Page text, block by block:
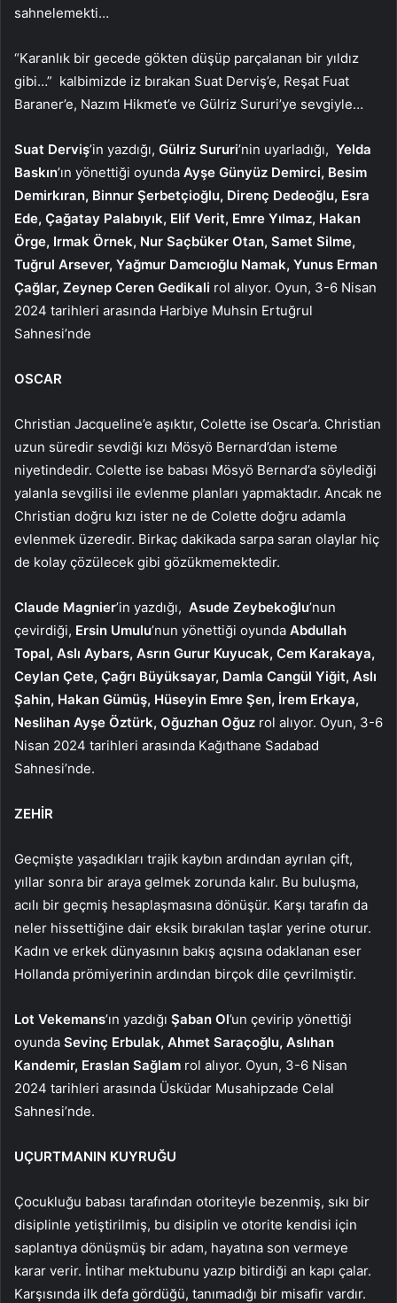
sahnelemekti…
“Karanlık bir gecede gökten düşüp parçalanan bir yıldız
gibi…” kalbimizde iz bırakan Suat Derviş’e, Reşat Fuat
Baraner’e, Nazım Hikmet’e ve Gülriz Sururi’ye sevgiyle…
Suat Derviş’in yazdığı, Gülriz Sururi’nin uyarladığı, Yelda
Baskın’ın yönettiği oyunda Ayşe Günyüz Demirci, Besim
Demirkıran, Binnur Şerbetçioğlu, Direnç Dedeoğlu, Esra
Ede, Çağatay Palabıyık, Elif Verit, Emre Yılmaz, Hakan
Örge, Irmak Örnek, Nur Saçbüker Otan, Samet Silme,
Tuğrul Arsever, Yağmur Damcıoğlu Namak, Yunus Erman
Çağlar, Zeynep Ceren Gedikali rol alıyor. Oyun, 3-6 Nisan
2024 tarihleri arasında Harbiye Muhsin Ertuğrul
Sahnesi’nde
OSCAR
Christian Jacqueline’e aşıktır, Colette ise Oscar’a. Christian
uzun süredir sevdiği kızı Mösyö Bernard’dan isteme
niyetindedir. Colette ise babası Mösyö Bernard’a söylediği
yalanla sevgilisi ile evlenme planları yapmaktadır. Ancak ne
Christian doğru kızı ister ne de Colette doğru adamla
evlenmek üzeredir. Birkaç dakikada sarpa saran olaylar hiç
de kolay çözülecek gibi gözükmemektedir.
Claude Magnier’in yazdığı, Asude Zeybekoğlu’nun
çevirdiği, Ersin Umulu’nun yönettiği oyunda Abdullah
Topal, Aslı Aybars, Asrın Gurur Kuyucak, Cem Karakaya,
Ceylan Çete, Çağrı Büyüksayar, Damla Cangül Yiğit, Aslı
Şahin, Hakan Gümüş, Hüseyin Emre Şen, İrem Erkaya,
Neslihan Ayşe Öztürk, Oğuzhan Oğuz rol alıyor. Oyun, 3-6
Nisan 2024 tarihleri arasında Kağıthane Sadabad
Sahnesi’nde.
ZEHİR
Geçmişte yaşadıkları trajik kaybın ardından ayrılan çift,
yıllar sonra bir araya gelmek zorunda kalır. Bu buluşma,
acılı bir geçmiş hesaplaşmasına dönüşür. Karşı tarafın da
neler hissettiğine dair eksik bırakılan taşlar yerine oturur.
Kadın ve erkek dünyasının bakış açısına odaklanan eser
Hollanda prömiyerinin ardından birçok dile çevrilmiştir.
Lot Vekemans’ın yazdığı Şaban Ol’un çevirip yönettiği
oyunda Sevinç Erbulak, Ahmet Saraçoğlu, Aslıhan
Kandemir, Eraslan Sağlam rol alıyor. Oyun, 3-6 Nisan
2024 tarihleri arasında Üsküdar Musahipzade Celal
Sahnesi’nde.
UÇURTMANIN KUYRUĞU
Çocukluğu babası tarafından otoriteyle bezenmiş, sıkı bir
disiplinle yetiştirilmiş, bu disiplin ve otorite kendisi için
saplantıya dönüşmüş bir adam, hayatına son vermeye
karar verir. İntihar mektubunu yazıp bitirdiği an kapı çalar.
Karşısında ilk defa gördüğü, tanımadığı bir misafir vardır.